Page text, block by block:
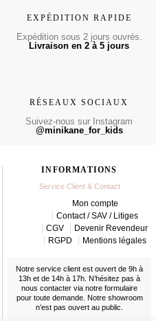
EXPÉDITION RAPIDE
Expédition sous 2 jours ouvrés.
Livraison en 2 à 5 jours
RÉSEAUX SOCIAUX
Suivez-nous sur Instagram
@minikane_for_kids
INFORMATIONS
Service Client & Contact
Mon compte
Contact / SAV / Litiges
CGV
Devenir Revendeur
RGPD
Mentions légales
Notre service client est ouvert de 9h à
13h et de 14h à 17h. N’hésitez pas à
nous contacter via notre formulaire
pour toute demande. Notre showroom
n’est pas ouvert au public.